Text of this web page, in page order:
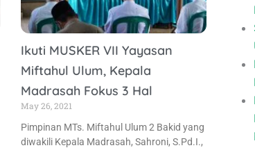
Ikuti MUSKER VII Yayasan
Miftahul Ulum, Kepala
Madrasah Fokus 3 Hal
May 26, 2021
Pimpinan MTs. Miftahul Ulum 2 Bakid yang
diwakili Kepala Madrasah, Sahroni, S.Pd.I.,